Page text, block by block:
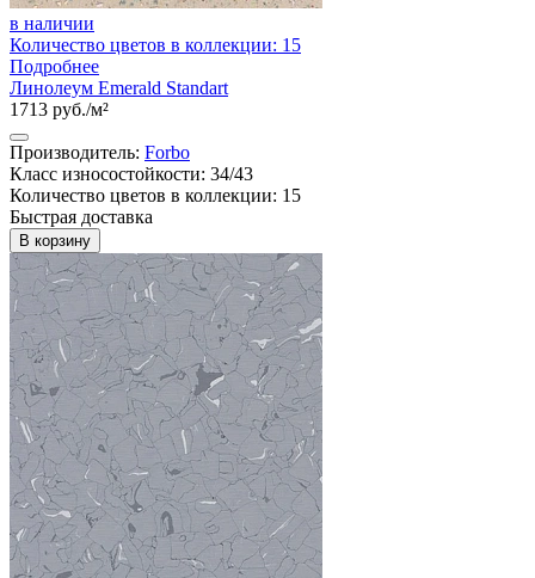
в наличии
Количество цветов в коллекции: 15
Подробнее
Линолеум Emerald Standart
1713 руб./м²
Производитель: Forbo
Класс износостойкости: 34/43
Количество цветов в коллекции: 15
Быстрая доставка
В корзину